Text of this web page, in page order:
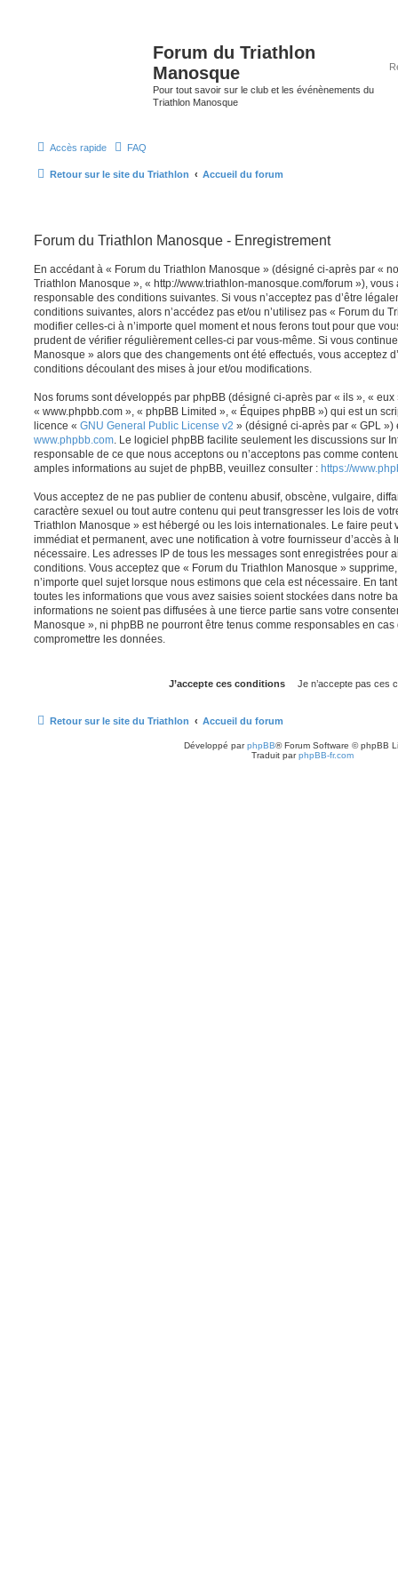
Forum du Triathlon
Manosque
Pour tout savoir sur le club et les événènements du
Triathlon Manosque
Accès rapide FAQ
Retour sur le site du Triathlon Accueil du forum
Forum du Triathlon Manosque - Enregistrement
En accédant à « Forum du Triathlon Manosque » (désigné ci-après par «
Triathlon Manosque », « http://www.triathlon-manosque.com/forum »), vous
responsable des conditions suivantes. Si vous n’acceptez pas d’être
conditions suivantes, alors n’accédez pas et/ou n’utilisez pas « Forum du
modifier celles-ci à n’importe quel moment et nous ferons tout pour que
prudent de vérifier régulièrement celles-ci par vous-même. Si vous
Manosque » alors que des changements ont été effectués, vous acceptez
conditions découlant des mises à jour et/ou modifications.
Nos forums sont développés par phpBB (désigné ci-après par « ils », «
« www.phpbb.com », « phpBB Limited », « Équipes phpBB ») qui est un
licence « GNU General Public License v2 » (désigné ci-après par « GPL
www.phpbb.com. Le logiciel phpBB facilite seulement les discussions sur
responsable de ce que nous acceptons ou n’acceptons pas comme
amples informations au sujet de phpBB, veuillez consulter : https://
Vous acceptez de ne pas publier de contenu abusif, obscène, vulgaire,
caractère sexuel ou tout autre contenu qui peut transgresser les lois de
Triathlon Manosque » est hébergé ou les lois internationales. Le faire peut
immédiat et permanent, avec une notification à votre fournisseur d’accès à
nécessaire. Les adresses IP de tous les messages sont enregistrées pour
conditions. Vous acceptez que « Forum du Triathlon Manosque »
n’importe quel sujet lorsque nous estimons que cela est nécessaire. En
toutes les informations que vous avez saisies soient stockées dans notre
informations ne soient pas diffusées à une tierce partie sans votre
Manosque », ni phpBB ne pourront être tenus comme responsables en
compromettre les données.
Retour sur le site du Triathlon Accueil du forum
Développé parphpBB® Forum Software © phpBB
Traduit parphpBB-fr.com